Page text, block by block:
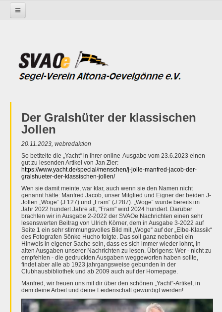
Der Gralshüter der klassischen
Jollen
20.11.2023, webredaktion
So betitelte die „Yacht“ in ihrer online-Ausgabe vom 23.6.2023 einen
gut zu lesenden Artikel von Jan Zier:
https://www.yacht.de/special/menschen/j-jolle-manfred-jacob-der-
gralshueter-der-klassischen-jollen/
Wen sie damit meinte, war klar, auch wenn sie den Namen nicht
genannt hätte: Manfred Jacob, unser Mitglied und Eigner der beiden J-
Jollen „Woge“ (J 127) und „Fram“ (J 287). „Woge“ wurde bereits im
Jahr 2022 hundert Jahre alt, "Fram" wird 2024 hundert. Darüber
brachten wir in Ausgabe 2-2022 der SVAOe Nachrichten einen sehr
lesenswerten Beitrag von Ulrich Körner, dem in Ausgabe 3-2022 auf
Seite 1 ein sehr stimmungsvolles Bild mit „Woge“ auf der „Elbe-Klassik“
des Fotografen Sönke Hucho folgte. Das soll ganz nebenbei ein
Hinweis in eigener Sache sein, dass es sich immer wieder lohnt, in
alten Ausgaben unserer Nachrichten zu lesen. Übrigens: Wer - nicht zu
empfehlen - die gedruckten Ausgaben weggeworfen haben sollte,
findet aber alle ab 1923 jahrgangsweise gebunden in der
Clubhausbibliothek und ab 2009 auch auf der Homepage.
Manfred, wir freuen uns mit dir über den schönen „Yacht“-Artikel, in
dem deine Arbeit und deine Leidenschaft gewürdigt werden!